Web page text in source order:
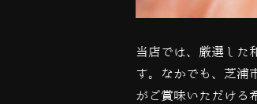
当店では、厳選した
す。なかでも、 芝浦
がご賞味いただける